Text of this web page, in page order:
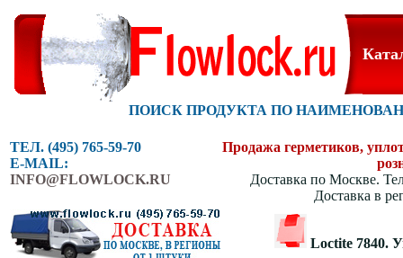
ПОИСК ПРОДУКТА ПО
ТЕЛ. (495) 765-59-70
E-MAIL:
INFO@FLOWLOCK.RU
Продажа герметиков,
Доставка по Москве.
Доставка в
Loctite 7840.